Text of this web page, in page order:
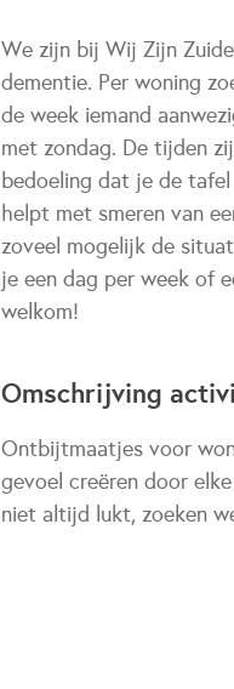
We zijn bij Wij Zijn
dementie. Per woning
de week iemand
met zondag. De tijden
bedoeling dat je de
helpt met smeren van
zoveel mogelijk de
je een dag per week of
welkom!
Omschrijving
Ontbijtmaatjes voor
gevoel creëren door
niet altijd lukt, zoeken